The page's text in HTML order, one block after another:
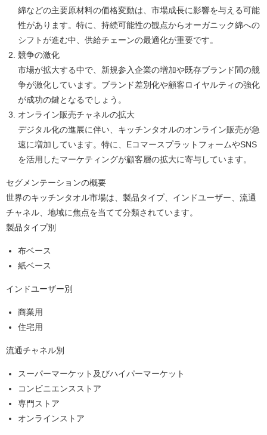
綿などの主要原材料の価格変動は、市場成長に影響を与える可能
性があります。特に、持続可能性の観点からオーガニック綿への
シフトが進む中、供給チェーンの最適化が重要です。
競争の激化
市場が拡大する中で、新規参入企業の増加や既存ブランド間の競
争が激化しています。ブランド差別化や顧客ロイヤルティの強化
が成功の鍵となるでしょう。
オンライン販売チャネルの拡大
デジタル化の進展に伴い、キッチンタオルのオンライン販売が急
速に増加しています。特に、EコマースプラットフォームやSNS
を活用したマーケティングが顧客層の拡大に寄与しています。
セグメンテーションの概要
世界のキッチンタオル市場は、製品タイプ、インドユーザー、流通
チャネル、地域に焦点を当てて分類されています。
製品タイプ別
布ベース
紙ベース
インドユーザー別
商業用
住宅用
流通チャネル別
スーパーマーケット及びハイパーマーケット
コンビニエンスストア
専門ストア
オンラインストア